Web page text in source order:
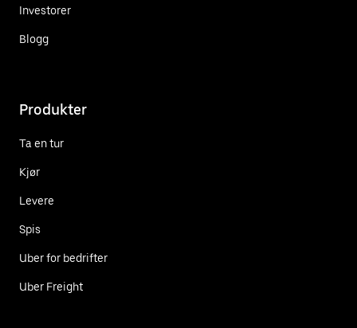
Investorer
Blogg
Produkter
Ta en tur
Kjør
Levere
Spis
Uber for bedrifter
Uber Freight